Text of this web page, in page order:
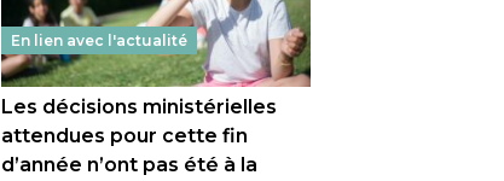
En lien avec l'actualité
Les décisions ministérielles
attendues pour cette fin
d’année n’ont pas été à la